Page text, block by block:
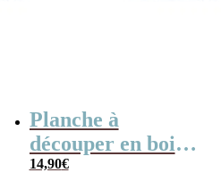
Planche à
découper en bois
prénom
14,90€